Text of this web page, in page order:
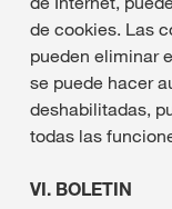
de cookies. Las
pueden eliminar
se puede hacer
deshabilitadas,
todas las
VI. BOLETIN